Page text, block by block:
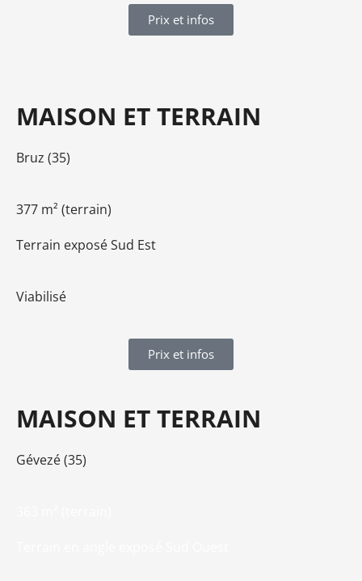
Prix et infos
MAISON ET TERRAIN
Bruz (35)
377 m² (terrain)
Terrain exposé Sud Est
Viabilisé
Prix et infos
MAISON ET TERRAIN
Gévezé (35)